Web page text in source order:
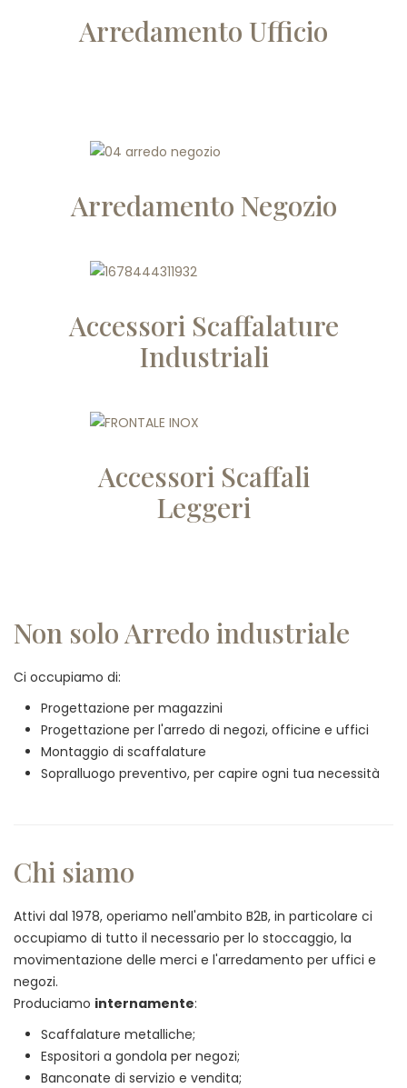
Arredamento Ufficio
Arredamento Negozio
Accessori Scaffalature
Industriali
Accessori Scaffali
Leggeri
Non solo Arredo industriale
Ci occupiamo di:
Progettazione per magazzini
Progettazione per l'arredo di negozi, officine e uffici
Montaggio di scaffalature
Sopralluogo preventivo, per capire ogni tua necessità
Chi siamo
Attivi dal 1978, operiamo nell'ambito B2B, in particolare ci
occupiamo di tutto il necessario per lo stoccaggio, la
movimentazione delle merci e l'arredamento per uffici e
negozi.
Produciamo internamente:
Scaffalature metalliche;
Espositori a gondola per negozi;
Banconate di servizio e vendita;